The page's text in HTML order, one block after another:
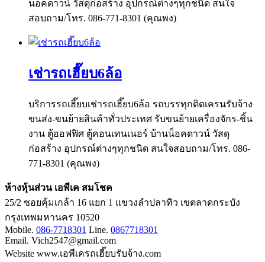
น็อคดาวน์ วัสดุก่อสร้าง อุปกรณ์ต่างๆทุกชนิด สนใจ
สอบถาม/โทร. 086-771-8301 (คุณพง)
เช่ารถเฮี๊ยบ6ล้อ
บริการรถเฮี๊ยบเช่ารถเฮี๊ยบ6ล้อ รถบรรทุกติดเครนรับจ้าง
ขนส่ง-ขนย้ายสินค้าทั่วประเทศ รับขนย้ายเครื่องจักร-ชิ้น
งาน ตู้ออฟฟิศ ตู้คอนเทนเนอร์ บ้านน็อคดาวน์ วัสดุ
ก่อสร้าง อุปกรณ์ต่างๆทุกชนิด สนใจสอบถาม/โทร. 086-
771-8301 (คุณพง)
ห้างหุ้นส่วน เอพีเค สมโชค
25/2 ซอยคุ้มเกล้า 16 แยก 1 แขวงลำปลาทิว เขตลาดกระบัง
กรุงเทพมหานคร 10520
Mobile. 086-7718301 Line. 0867718301
Email. Vich2547@gmail.com
Website www.เอพีเครถเฮี๊ยบรับจ้าง.com